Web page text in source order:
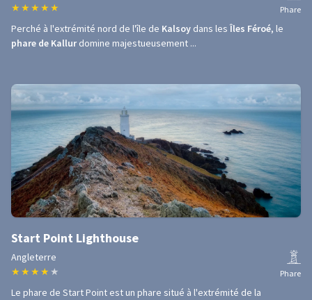
★ ★ ★ ★ ★ Phare
Perché à l'extrémité nord de l'île de Kalsoy dans les Îles Féroé, le
phare de Kallurdomine majestueusement ...
Start Point Lighthouse
Angleterre
★ ★ ★ ★ ★ Phare
Le phare de Start Point est un phare situé à l'extrémité de la